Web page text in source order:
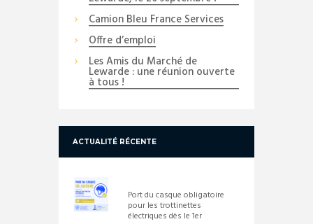
Camion Bleu France Services
Offre d’emploi
Les Amis du Marché de
Lewarde : une réunion ouverte
à tous !
ACTUALITÉ RÉCENTE
Port du casque obligatoire
pour les trottinettes
électriques dès le 1er